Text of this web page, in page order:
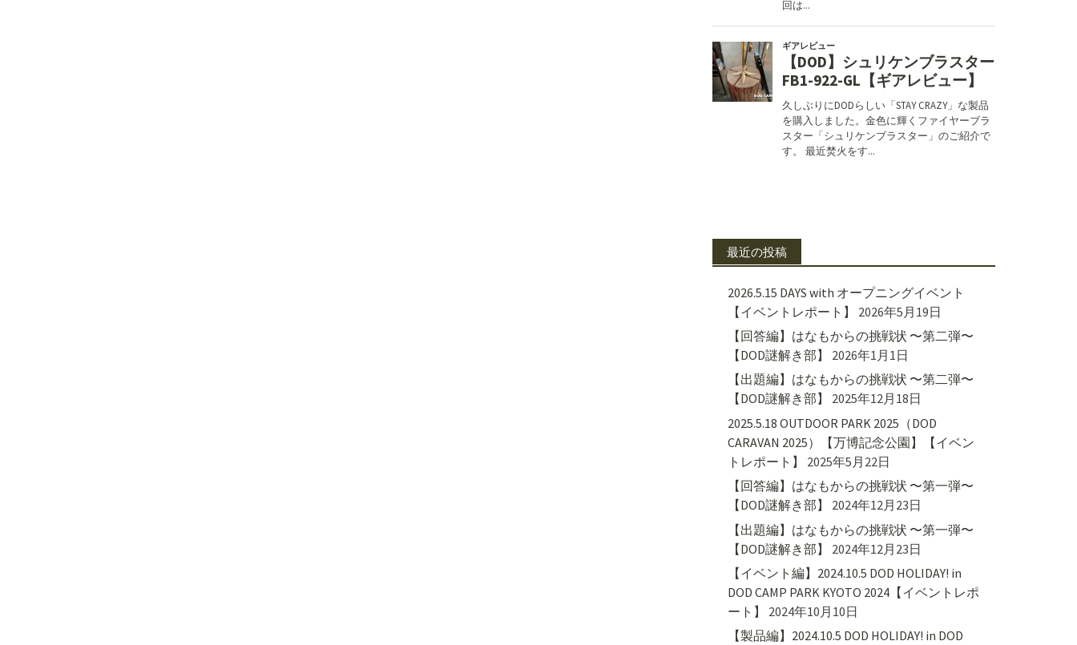
最近の投稿
2026.5.15 DAYS with オープニングイベント
【イベントレポート】
2026年5月19日
【回答編】はなもからの挑戦状 〜第二弾〜
【DOD謎解き部】
2026年1月1日
【出題編】はなもからの挑戦状 〜第二弾〜
【DOD謎解き部】
2025年12月18日
2025.5.18 OUTDOOR PARK 2025（DOD
CARAVAN 2025）【万博記念公園】【イベン
トレポート】
2025年5月22日
【回答編】はなもからの挑戦状 〜第一弾〜
【DOD謎解き部】
2024年12月23日
【出題編】はなもからの挑戦状 〜第一弾〜
【DOD謎解き部】
2024年12月23日
【イベント編】2024.10.5 DOD HOLIDAY! in
DOD CAMP PARK KYOTO 2024【イベントレポ
ート】
2024年10月10日
【製品編】2024.10.5 DOD HOLIDAY! in DOD